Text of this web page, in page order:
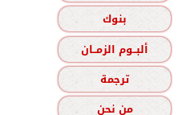
بنوك
ألبــوم الزمــان
ترجمة
من نحن